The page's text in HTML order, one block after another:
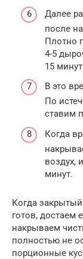
Далее
после
Плотно
4-5
15
В это
По
ставим
Когда
воздух,
минут.
Когда
готов, достаем
накрываем
полностью не
порционные